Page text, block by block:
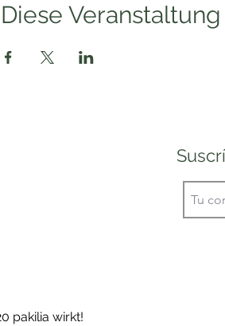
Diese
pakilia wirkt!